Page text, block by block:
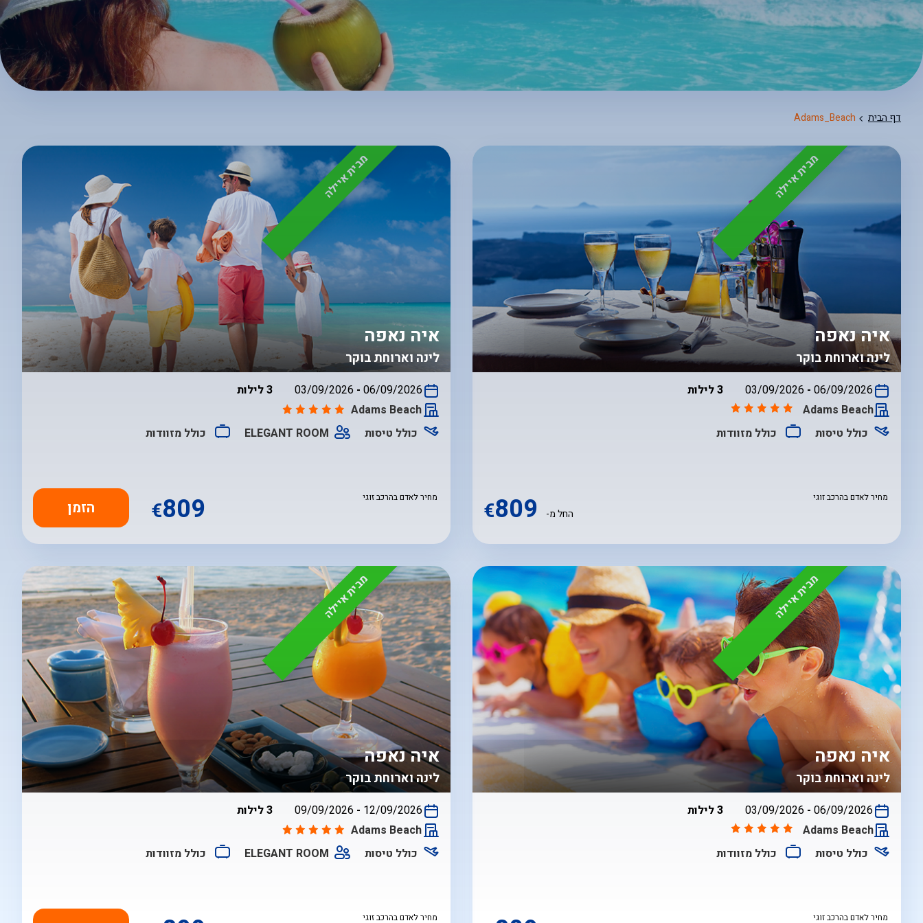
דף הבית Adams_Beach
מבית איילה
לינה וארוחת בוקר
איה נאפה
בין
התאריכים,
03/09/2026 - 06/09/2026
3 לילות
Adams Beach
כולל טיסות
כולל מזוודות
מחיר לאדם בהרכב זוגי
החל מ- €809
מבית איילה
לינה וארוחת בוקר
איה נאפה
בין
התאריכים,
03/09/2026 -06/09/2026
3 לילות
Adams Beach
כולל טיסות
ELEGANT ROOM כולל מזוודות
מחיר לאדם בהרכב זוגי €809
מבית איילה
לינה וארוחת בוקר
איה נאפה
בין
התאריכים,
03/09/2026 - 06/09/2026
3 לילות
Adams Beach
כולל טיסות
כולל מזוודות
מחיר לאדם בהרכב זוגי
מבית איילה
לינה וארוחת בוקר
איה נאפה
בין
התאריכים,
09/09/2026 - 12/09/2026
3 לילות
Adams Beach
כולל טיסות
ELEGANT ROOM כולל מזוודות
מחיר לאדם בהרכב זוגי